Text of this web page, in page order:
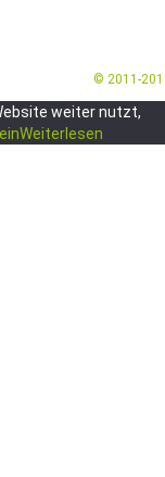
© 2011-
weiter nutzt,
Weiterlesen